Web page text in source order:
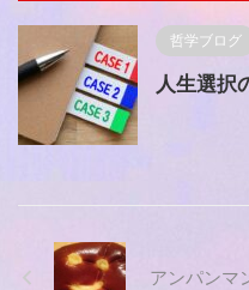
哲学ブログ
人生選択
アンパンマ